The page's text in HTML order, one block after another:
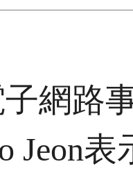
路事
Jeon